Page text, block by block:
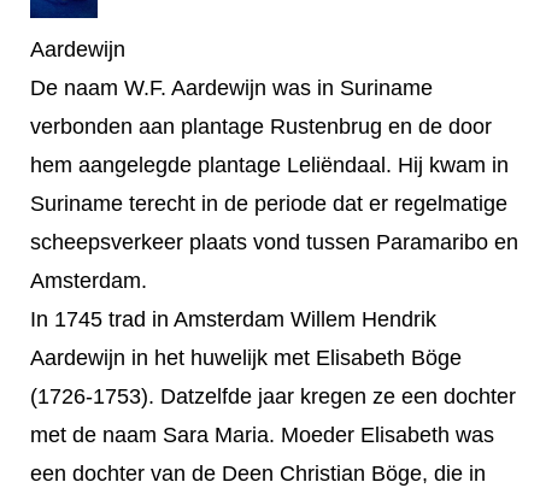
Aardewijn
De naam W.F. Aardewijn was in Suriname
verbonden aan plantage Rustenbrug en de door
hem aangelegde plantage Leliëndaal. Hij kwam in
Suriname terecht in de periode dat er regelmatige
scheepsverkeer plaats vond tussen Paramaribo en
Amsterdam.
In 1745 trad in Amsterdam Willem Hendrik
Aardewijn in het huwelijk met Elisabeth Böge
(1726-1753). Datzelfde jaar kregen ze een dochter
met de naam Sara Maria. Moeder Elisabeth was
een dochter van de Deen Christian Böge, die in